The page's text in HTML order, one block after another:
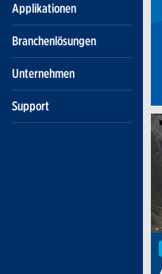
Applikationen
Branchenlösungen
Unternehmen
Support